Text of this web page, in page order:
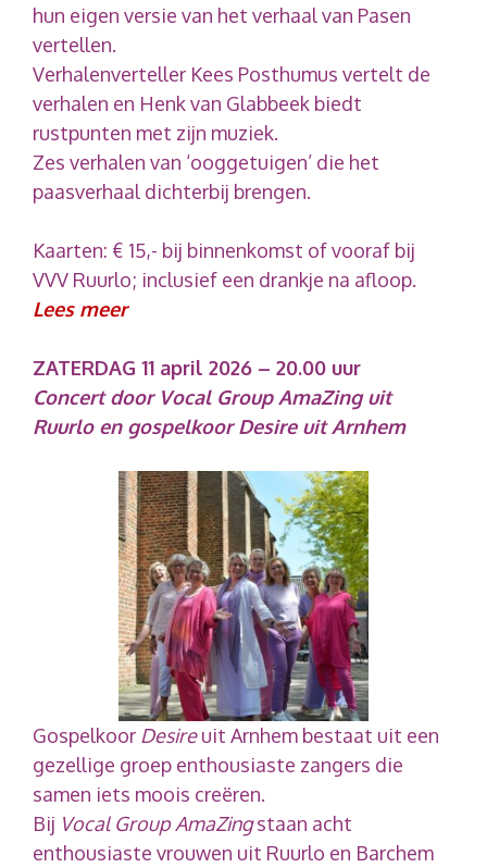
hun eigen versie van het verhaal van Pasen
vertellen.
Verhalenverteller Kees Posthumus vertelt de
verhalen en Henk van Glabbeek biedt
rustpunten met zijn muziek.
Zes verhalen van ‘ooggetuigen’ die het
paasverhaal dichterbij brengen.
Kaarten: € 15,- bij binnenkomst of vooraf bij
VVV Ruurlo; inclusief een drankje na afloop.
Lees meer
ZATERDAG 11 april 2026 – 20.00 uur
Concert door Vocal Group AmaZing uit
Ruurlo en gospelkoor Desire uit Arnhem
Gospelkoor Desireuit Arnhem bestaat uit een
gezellige groep enthousiaste zangers die
samen iets moois creëren.
Bij Vocal Group AmaZingstaan acht
enthousiaste vrouwen uit Ruurlo en Barchem